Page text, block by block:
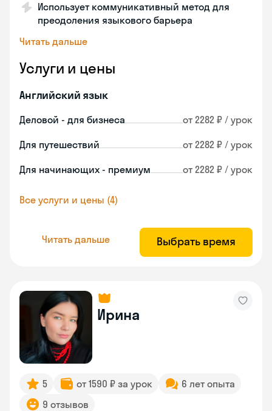
Использует коммуникативный метод для
преодоления языкового барьера
Читать дальше
Услуги и цены
Английский язык
Деловой - для бизнеса от 2282 ₽ / урок
Для путешествий от 2282 ₽ / урок
Для начинающих - премиум от 2282 ₽ / урок
Все услуги и цены (4)
Читать дальше Выбрать время
Ирина
5 от 1590 ₽ за урок
6 лет опыта
9 отзывов